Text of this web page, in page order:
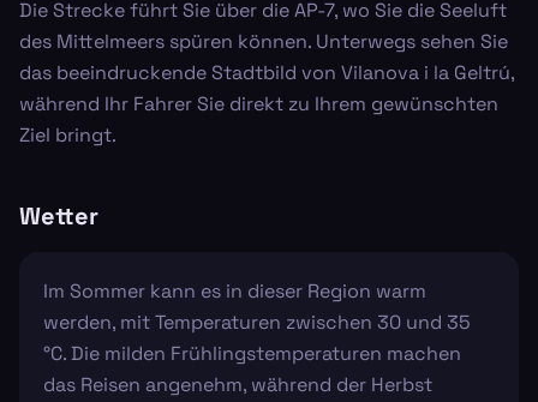
Die Strecke führt Sie über die AP-7, wo Sie die Seeluft
des Mittelmeers spüren können. Unterwegs sehen Sie
das beeindruckende Stadtbild von Vilanova i la Geltrú,
während Ihr Fahrer Sie direkt zu Ihrem gewünschten
Ziel bringt.
Wetter
Im Sommer kann es in dieser Region warm
werden, mit Temperaturen zwischen 30 und 35
°C. Die milden Frühlingstemperaturen machen
das Reisen angenehm, während der Herbst